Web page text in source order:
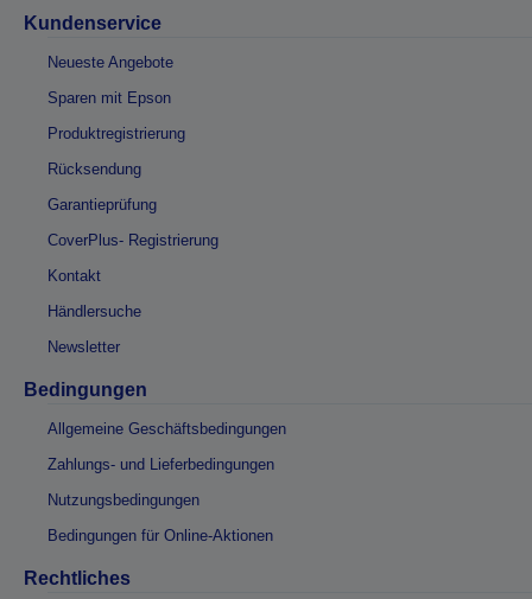
Kundenservice
Neueste Angebote
Sparen mit Epson
Produktregistrierung
Rücksendung
Garantieprüfung
CoverPlus- Registrierung
Kontakt
Händlersuche
Newsletter
Bedingungen
Allgemeine Geschäftsbedingungen
Zahlungs- und Lieferbedingungen
Nutzungsbedingungen
Bedingungen für Online-Aktionen
Rechtliches